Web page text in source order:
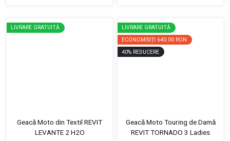
LIVRARE GRATUITĂ
Geacă Moto din Textil REVIT
LEVANTE 2 H2O
LIVRARE GRATUITĂ
ECONOMISIȚI 640.00 RON
40% REDUCERE
Geacă Moto Touring de Damă
REVIT TORNADO 3 Ladies